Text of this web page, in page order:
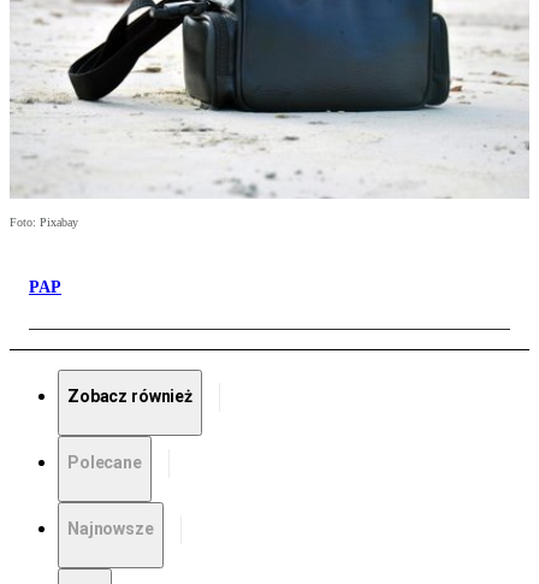
Foto: Pixabay
PAP
Zobacz również
Polecane
Najnowsze